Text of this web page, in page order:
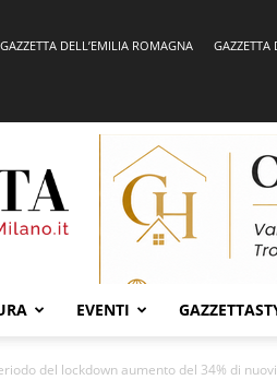
GAZZETTA DELL’EMILIA ROMAGNA GAZZETTA
EVENTI
del lockdown aumento del 34% di